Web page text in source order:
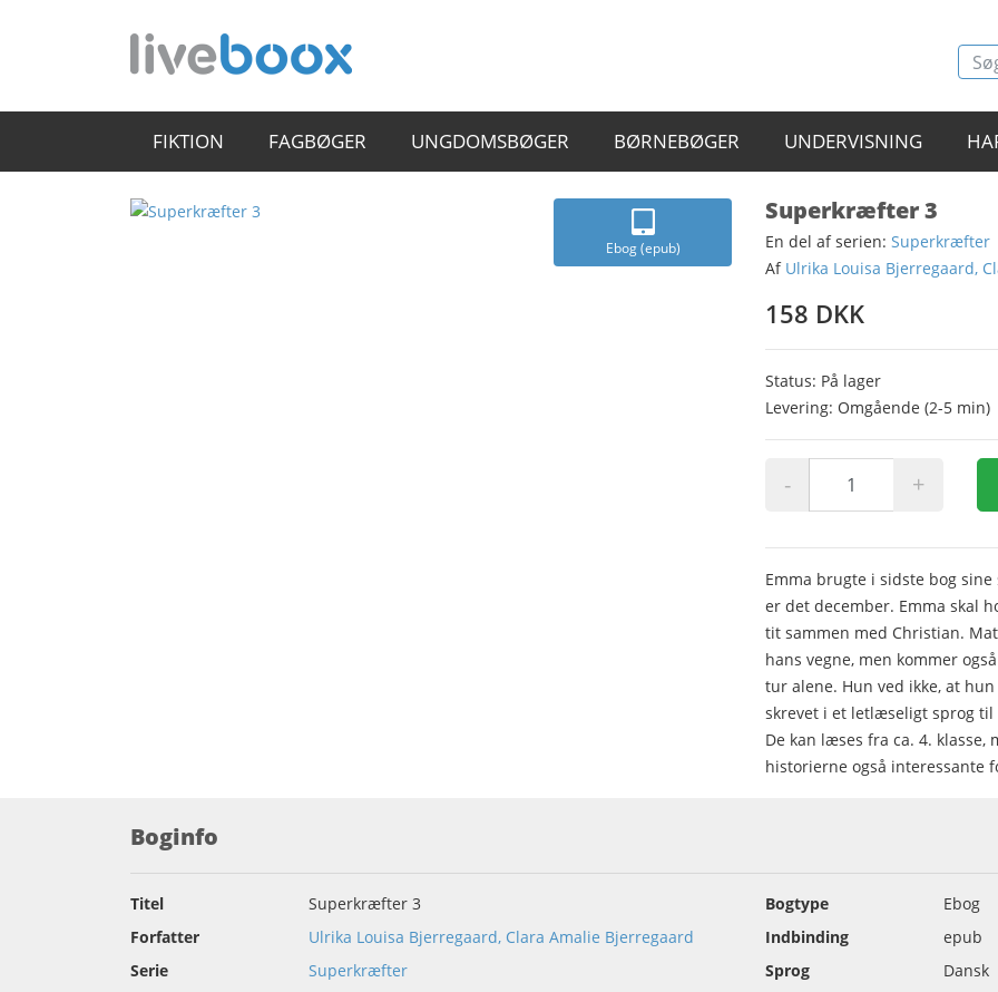
FIKTION FAGBØGER UNGDOMSBØGER BØRNEBØGER UNDERVISNING
Ebog (epub)
Superkræfter 3
En del af serien: Superkræfter
Af Ulrika Louisa Bjerregaard,
158 DKK
Status: På lager
Levering: Omgående (2-5 min)
- +
Emma brugte i sidste bog
er det december. Emma skal
tit sammen med Christian.
hans vegne, men kommer
tur alene. Hun ved ikke, at
skrevet i et letlæseligt sprog
De kan læses fra ca. 4. klasse,
historierne også interessante
Boginfo
Titel
Superkræfter 3
Forfatter
Ulrika Louisa Bjerregaard, Clara Amalie Bjerregaard
Serie
Superkræfter
Bogtype
Ebog
Indbinding
epub
Sprog
Dansk